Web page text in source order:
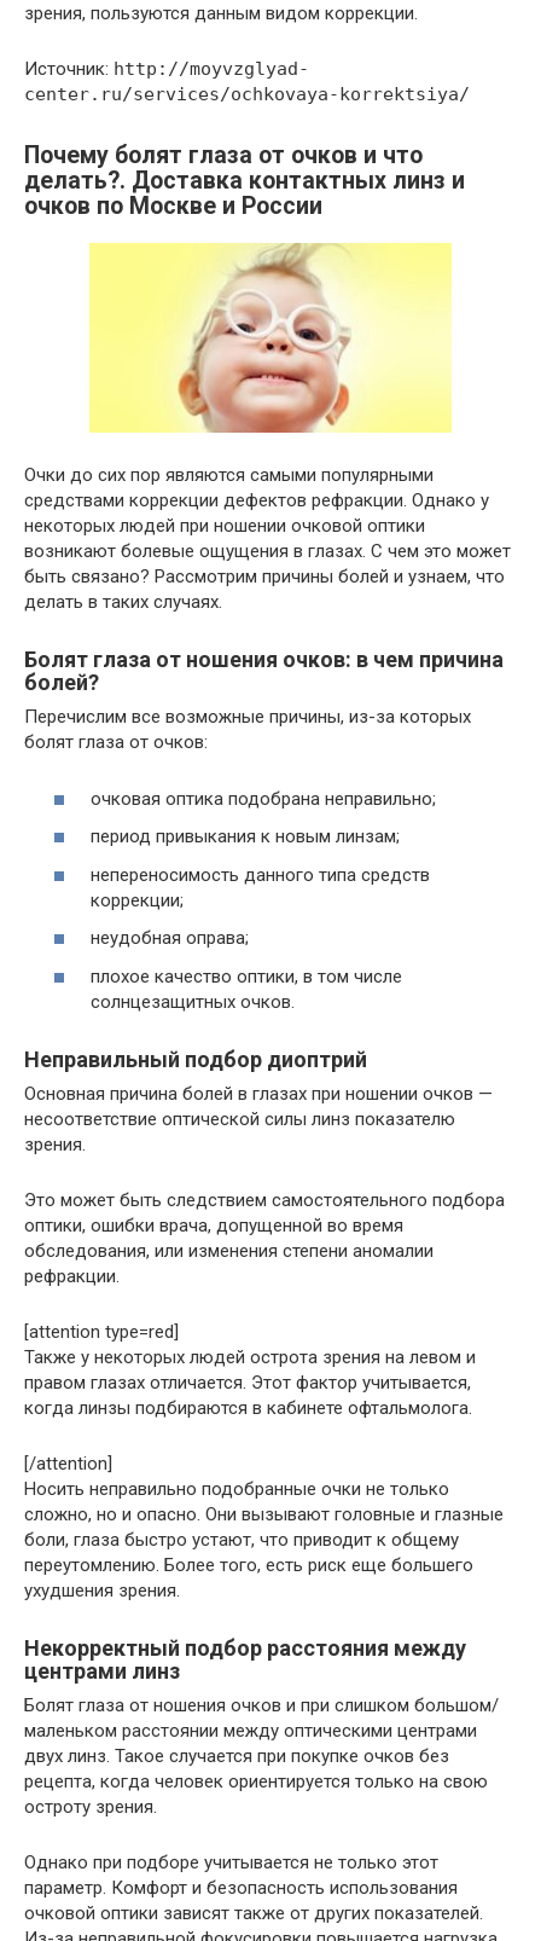
зрения, пользуются данным видом коррекции.
Источник: http://moyvzglyad-
center.ru/services/ochkovaya-korrektsiya/
Почему болят глаза от очков и что
делать?. Доставка контактных линз и
очков по Москве и России
Очки до сих пор являются самыми популярными
средствами коррекции дефектов рефракции. Однако у
некоторых людей при ношении очковой оптики
возникают болевые ощущения в глазах. С чем это может
быть связано? Рассмотрим причины болей и узнаем, что
делать в таких случаях.
Болят глаза от ношения очков: в чем причина
болей?
Перечислим все возможные причины, из-за которых
болят глаза от очков:
очковая оптика подобрана неправильно;
период привыкания к новым линзам;
непереносимость данного типа средств
коррекции;
неудобная оправа;
плохое качество оптики, в том числе
солнцезащитных очков.
Неправильный подбор диоптрий
Основная причина болей в глазах при ношении очков —
несоответствие оптической силы линз показателю
зрения.
Это может быть следствием самостоятельного подбора
оптики, ошибки врача, допущенной во время
обследования, или изменения степени аномалии
рефракции.
[attention type=red]
Также у некоторых людей острота зрения на левом и
правом глазах отличается. Этот фактор учитывается,
когда линзы подбираются в кабинете офтальмолога.
[/attention]
Носить неправильно подобранные очки не только
сложно, но и опасно. Они вызывают головные и глазные
боли, глаза быстро устают, что приводит к общему
переутомлению. Более того, есть риск еще большего
ухудшения зрения.
Некорректный подбор расстояния между
центрами линз
Болят глаза от ношения очков и при слишком большом/
маленьком расстоянии между оптическими центрами
двух линз. Такое случается при покупке очков без
рецепта, когда человек ориентируется только на свою
остроту зрения.
Однако при подборе учитывается не только этот
параметр. Комфорт и безопасность использования
очковой оптики зависят также от других показателей.